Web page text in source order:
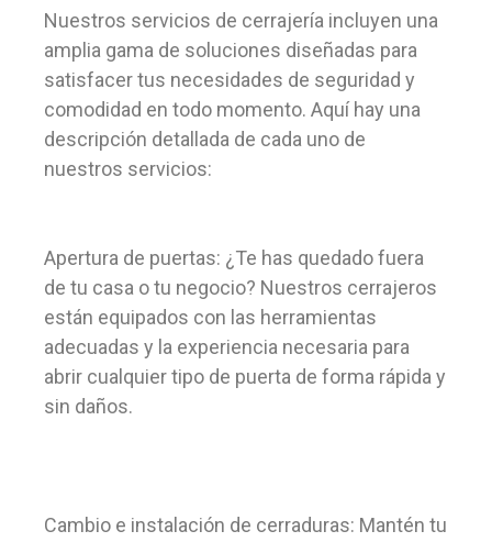
Nuestros servicios de cerrajería incluyen una
amplia gama de soluciones diseñadas para
satisfacer tus necesidades de seguridad y
comodidad en todo momento. Aquí hay una
descripción detallada de cada uno de
nuestros servicios:
Apertura de puertas: ¿Te has quedado fuera
de tu casa o tu negocio? Nuestros cerrajeros
están equipados con las herramientas
adecuadas y la experiencia necesaria para
abrir cualquier tipo de puerta de forma rápida y
sin daños.
Cambio e instalación de cerraduras: Mantén tu